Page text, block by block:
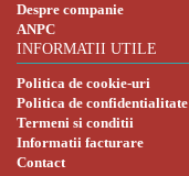
Despre companie
ANPC
INFORMATII UTILE
Politica de cookie-uri
Politica de confidentialitate
Termeni si conditii
Informatii facturare
Contact